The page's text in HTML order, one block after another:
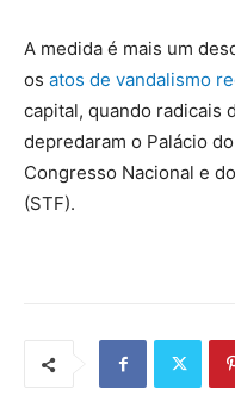
A medida é mais um
os atos de vandalismo
capital, quando radicais
depredaram o Palácio
Congresso Nacional e
(STF).